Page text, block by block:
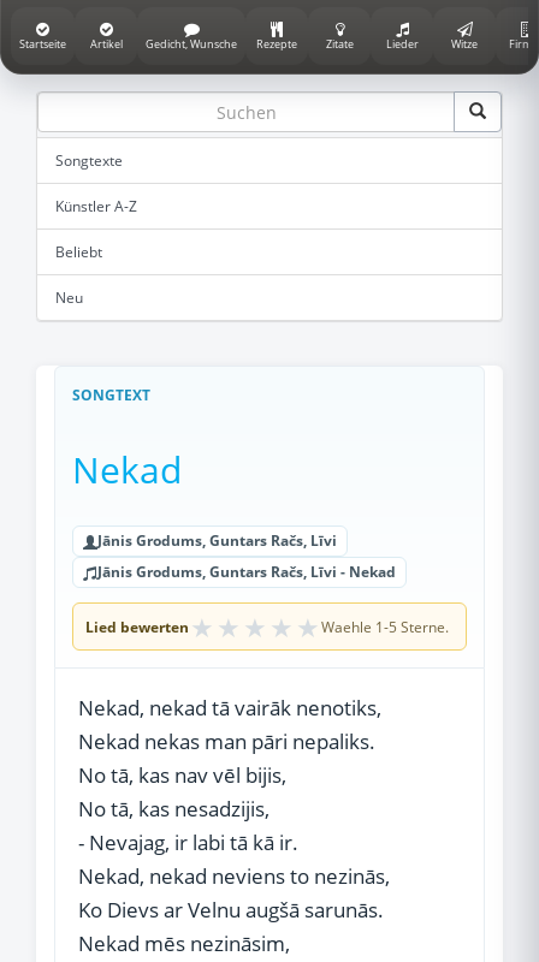
Startseite Artikel Gedicht, Wunsche Rezepte Zitate Lieder Witze
Songtexte
Künstler A-Z
Beliebt
Neu
SONGTEXT
Nekad
Jānis Grodums, Guntars Račs, Līvi
Jānis Grodums, Guntars Račs, Līvi - Nekad
Lied bewerten ★ ★ ★ ★ ★ Waehle 1-5 Sterne.
Nekad, nekad tā vairāk nenotiks,
Nekad nekas man pāri nepaliks.
No tā, kas nav vēl bijis,
No tā, kas nesadzijis,
- Nevajag, ir labi tā kā ir.
Nekad, nekad neviens to nezinās,
Ko Dievs ar Velnu augšā sarunās.
Nekad mēs nezināsim,